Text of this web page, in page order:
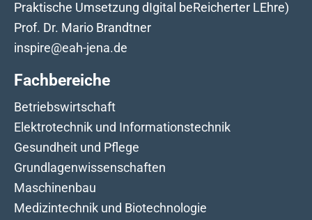
Praktische Umsetzung dIgital beReicherter LEhre)
Prof. Dr. Mario Brandtner
inspire@eah-jena.de
Fachbereiche
Betriebswirtschaft
Elektrotechnik und Informationstechnik
Gesundheit und Pflege
Grundlagenwissenschaften
Maschinenbau
Medizintechnik und Biotechnologie